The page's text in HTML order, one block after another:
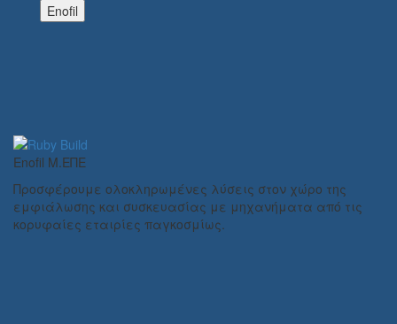
Enofil
Enofil Μ.ΕΠΕ
Προσφέρουμε ολοκληρωμένες λύσεις στον χώρο της
εμφιάλωσης και συσκευασίας με μηχανήματα από τις
κορυφαίες εταιρίες παγκοσμίως.